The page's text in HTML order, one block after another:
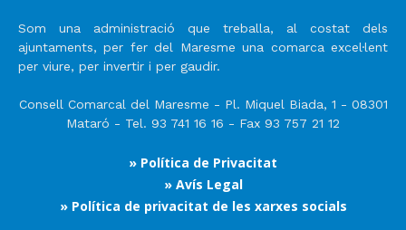
Som una administració que treballa, al costat dels
ajuntaments, per fer del Maresme una comarca excel·lent
per viure, per invertir i per gaudir.
Consell Comarcal del Maresme - Pl. Miquel Biada, 1 - 08301
Mataró - Tel. 93 741 16 16 - Fax 93 757 21 12
» Política de Privacitat
» Avís Legal
» Política de privacitat de les xarxes socials